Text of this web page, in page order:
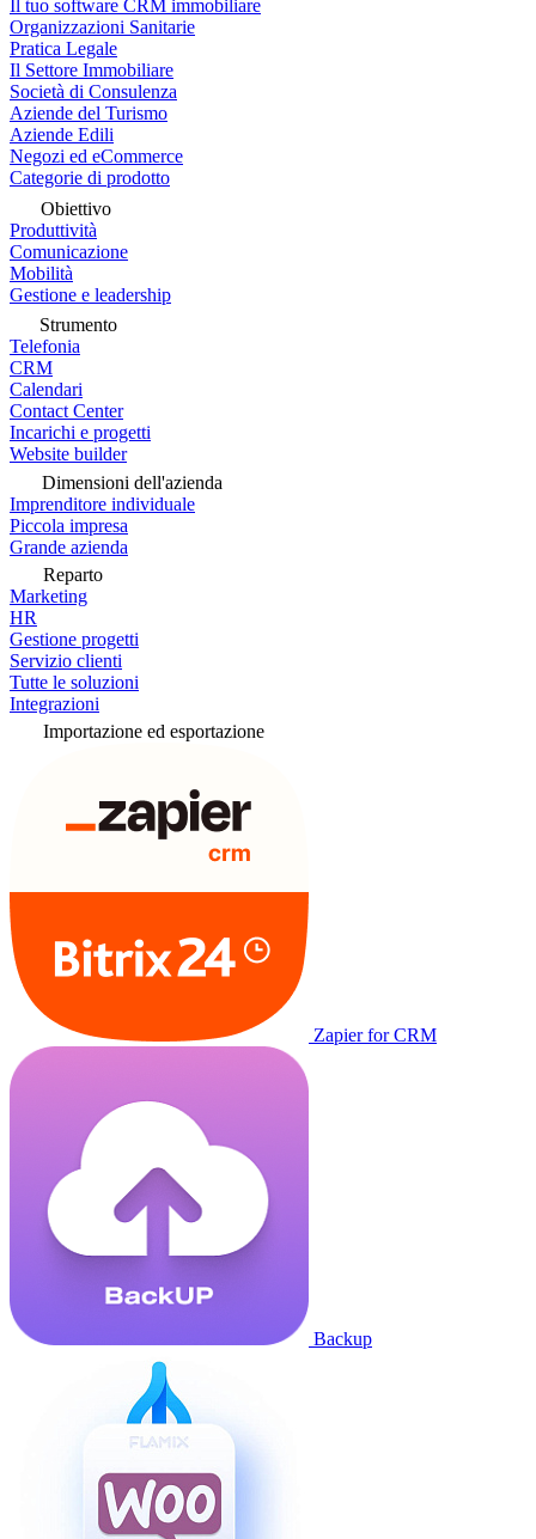
Il tuo software CRM immobiliare
Organizzazioni Sanitarie
Pratica Legale
Il Settore Immobiliare
Società di Consulenza
Aziende del Turismo
Aziende Edili
Negozi ed eCommerce
Categorie di prodotto
Obiettivo
Produttività
Comunicazione
Mobilità
Gestione e leadership
Strumento
Telefonia
CRM
Calendari
Contact Center
Incarichi e progetti
Website builder
Dimensioni dell'azienda
Imprenditore individuale
Piccola impresa
Grande azienda
Reparto
Marketing
HR
Gestione progetti
Servizio clienti
Tutte le soluzioni
Integrazioni
Importazione ed esportazione
Zapier for CRM
Backup